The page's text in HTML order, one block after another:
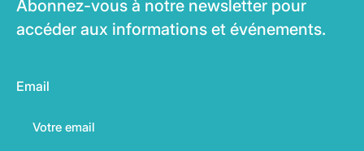
Abonnez-vous à notre newsletter pour
accéder aux informations et événements.
Email